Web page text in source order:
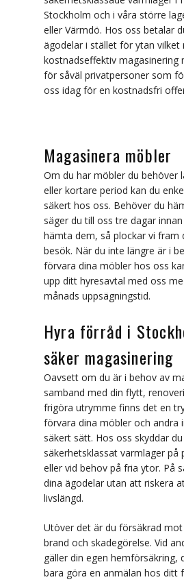
Skärholmen
Sollentuna
Solna
Upplands Väsby
Privatflytt
Arkivflytt
Tungtransporter
Packtips inför flytt
Magasinering
Återvinning/Miljöhantering
Flyttstädning
Fastighetsservice
Montering
Kvalitet & Miljö
Miljöpolicy
Nyheter
Stockholm och i våra större
eller Värmdö. Hos oss betalar
ägodelar i stället för ytan vilket
kostnadseffektiv magasinering
för såväl privatpersoner som
oss idag för en kostnadsfri
Magasinera möbler
Om du har möbler du behöver
eller kortare period kan du
säkert hos oss. Behöver du
säger du till oss tre dagar
hämta dem, så plockar vi fram
besök. När du inte längre är i
förvara dina möbler hos oss
upp ditt hyresavtal med oss
månads uppsägningstid.
Hyra förråd i
säker magasinering
Oavsett om du är i behov av
samband med din flytt,
frigöra utrymme finns det en
förvara dina möbler och andra
säkert sätt. Hos oss skyddar
säkerhetsklassat varmlager på
eller vid behov på fria ytor. På
dina ägodelar utan att riskera
livslängd.
Utöver det är du försäkrad
brand och skadegörelse. Vid
gäller din egen hemförsäkring,
bara göra en anmälan hos ditt